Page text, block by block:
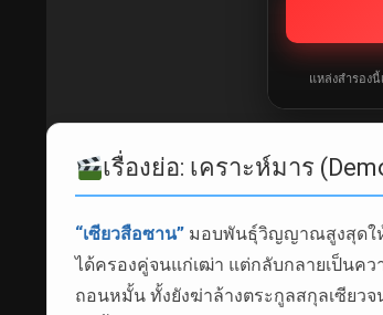
แหล่งสำรอง
เรื่องย่อ: เคราะห์มาร
“เซียวสือซาน” มอบพันธุ์วิญญาณสูงสุดให้
ได้ครองคู่จนแก่เฒ่า แต่กลับกลายเป็นค
ถอนหมั้น ทั้งยังฆ่าล้างตระกูลสกุลเซียว